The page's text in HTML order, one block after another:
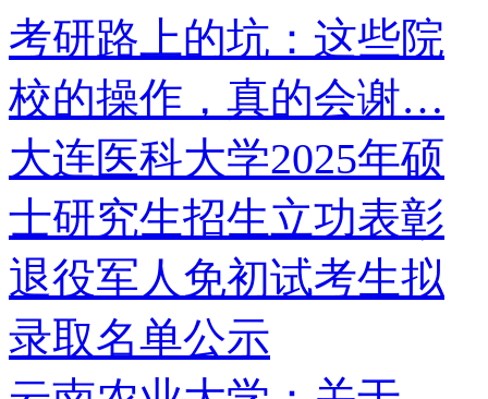
考研路上的坑：这些院
校的操作，真的会谢…
大连医科大学2025年硕
士研究生招生立功表彰
退役军人免初试考生拟
录取名单公示